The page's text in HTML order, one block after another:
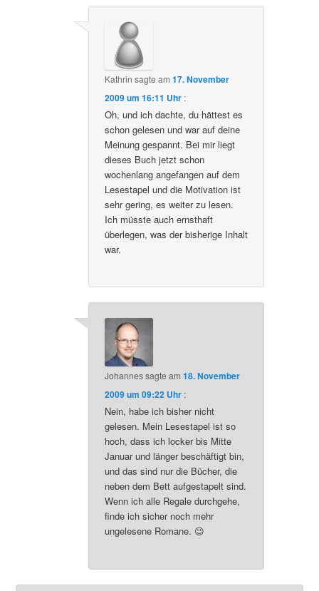
Kathrin sagte am 17. November
2009 um 16:11 Uhr :
Oh, und ich dachte, du hättest es
schon gelesen und war auf deine
Meinung gespannt. Bei mir liegt
dieses Buch jetzt schon
wochenlang angefangen auf dem
Lesestapel und die Motivation ist
sehr gering, es weiter zu lesen.
Ich müsste auch ernsthaft
überlegen, was der bisherige Inhalt
war.
Johannessagte am 18. November
2009 um 09:22 Uhr :
Nein, habe ich bisher nicht
gelesen. Mein Lesestapel ist so
hoch, dass ich locker bis Mitte
Januar und länger beschäftigt bin,
und das sind nur die Bücher, die
neben dem Bett aufgestapelt sind.
Wenn ich alle Regale durchgehe,
finde ich sicher noch mehr
ungelesene Romane. 😉